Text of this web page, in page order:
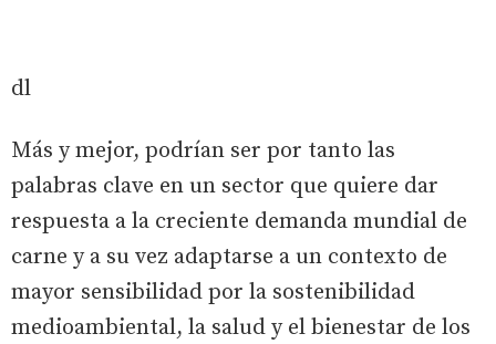
dl
Más y mejor, podrían ser por tanto las
palabras clave en un sector que quiere dar
respuesta a la creciente demanda mundial de
carne y a su vez adaptarse a un contexto de
mayor sensibilidad por la sostenibilidad
medioambiental, la salud y el bienestar de los